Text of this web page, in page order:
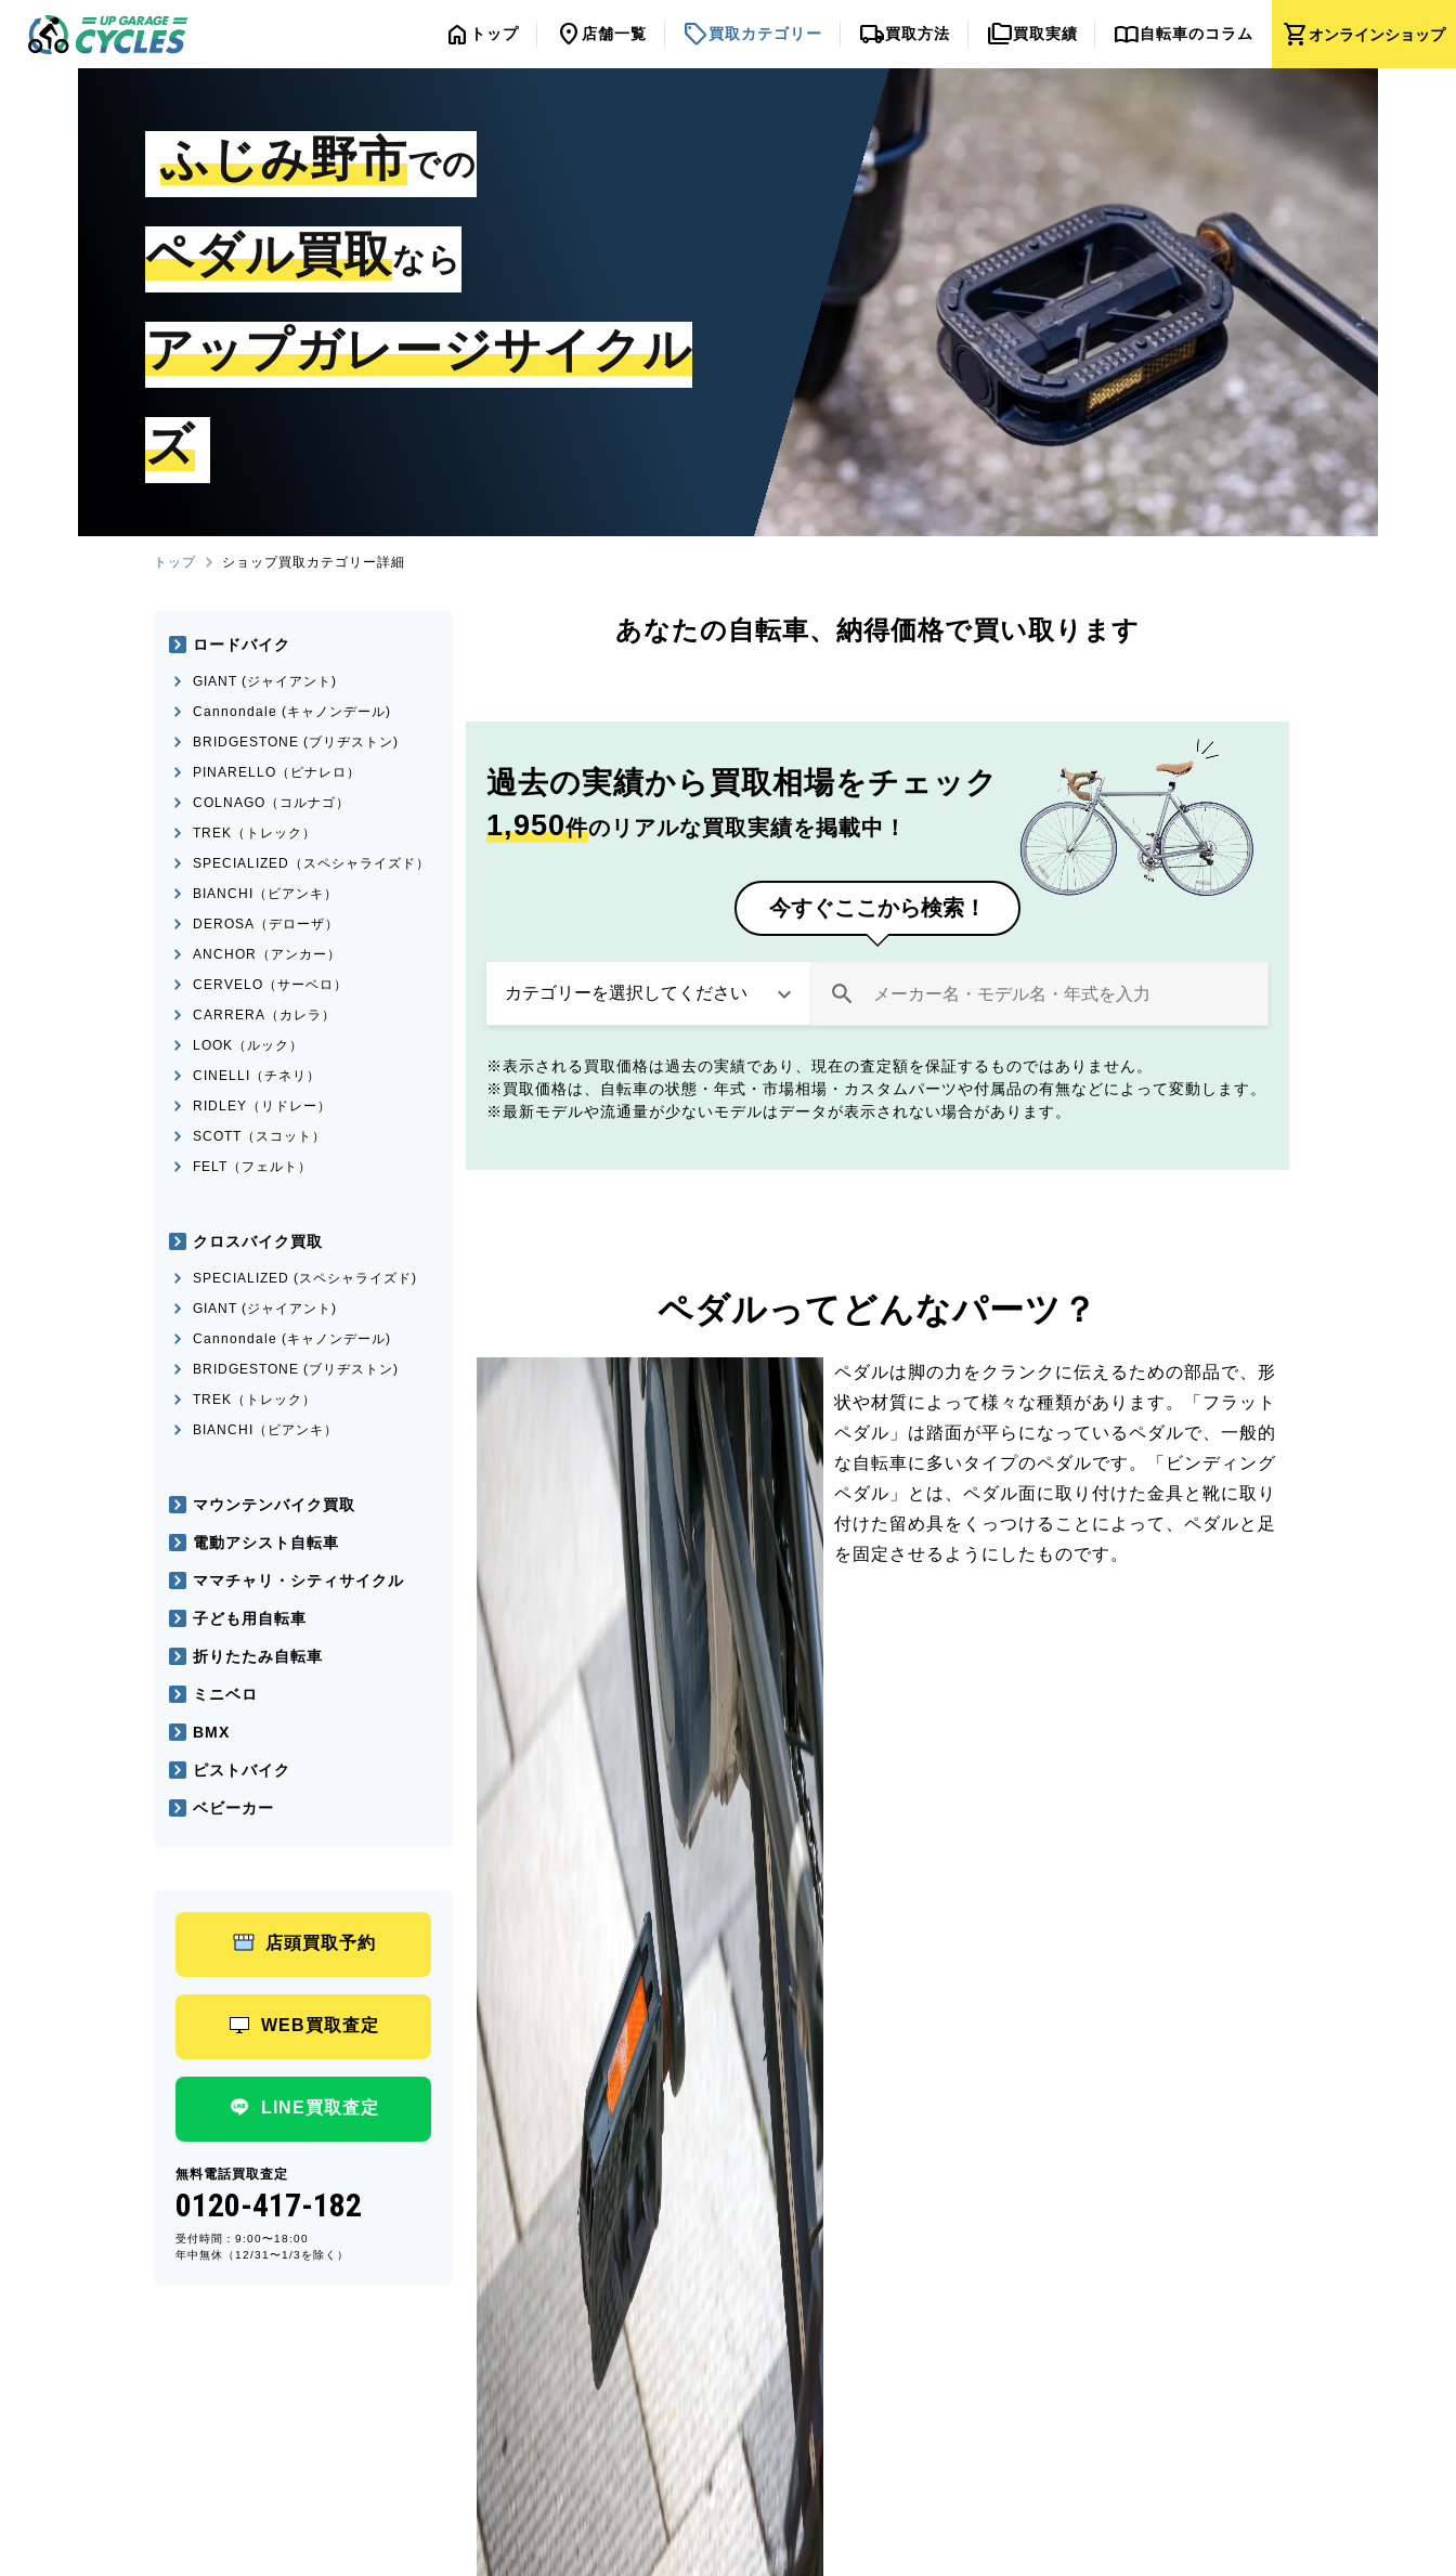
shopping_cartオンラインショップ
home トップ location_on 店舗一覧 sell買取カテゴリー local_shipping買取方法 folder_copy買取実績 import_contacts自転車のコラム
ふじみ野市での
ペダル買取なら
アップガレージサイクル
ズ
トップ ショップ買取カテゴリー詳細
あなたの自転車、 納得価格で買い取ります
過去の実績から 買取相場をチェック
1,950件のリアルな買取実績を掲載中！
今すぐここから検索！
表示される買取価格は過去の実績であり、現在の査定額を保証するものではありません。
買取価格は、自転車の状態・年式・市場相場・カスタムパーツや付属品の有無などによって変動します。
最新モデルや流通量が少ないモデルはデータが表示されない場合があります。
ペダルってどんなパーツ？
ペダルは脚の力をクランクに伝えるための部品で、形
状や材質によって様々な種類があります。「フラット
ペダル」は踏面が平らになっているペダルで、一般的
な自転車に多いタイプのペダルです。「ビンディング
ペダル」とは、ペダル面に取り付けた金具と靴に取り
付けた留め具をくっつけることによって、ペダルと足
を固定させるようにしたものです。
ロードバイク
GIANT (ジャイアント)
Cannondale (キャノンデール)
BRIDGESTONE (ブリヂストン)
PINARELLO（ピナレロ）
COLNAGO（コルナゴ）
TREK（トレック）
SPECIALIZED（スペシャライズド）
BIANCHI（ビアンキ）
DEROSA（デローザ）
ANCHOR（アンカー）
CERVELO（サーベロ）
CARRERA（カレラ）
LOOK（ルック）
CINELLI（チネリ）
RIDLEY（リドレー）
SCOTT（スコット）
FELT（フェルト）
クロスバイク買取
SPECIALIZED (スペシャライズド)
GIANT (ジャイアント)
Cannondale (キャノンデール)
BRIDGESTONE (ブリヂストン)
TREK（トレック）
BIANCHI（ビアンキ）
マウンテンバイク買取
電動アシスト自転車
ママチャリ・シティサイクル
子ども用自転車
折りたたみ自転車
ミニベロ
BMX
ピストバイク
ベビーカー
店頭買取予約
WEB買取査定
LINE買取査定
無料電話買取査定
0120-417-182
受付時間：9:00〜18:00
年中無休（12/31〜1/3を除く）